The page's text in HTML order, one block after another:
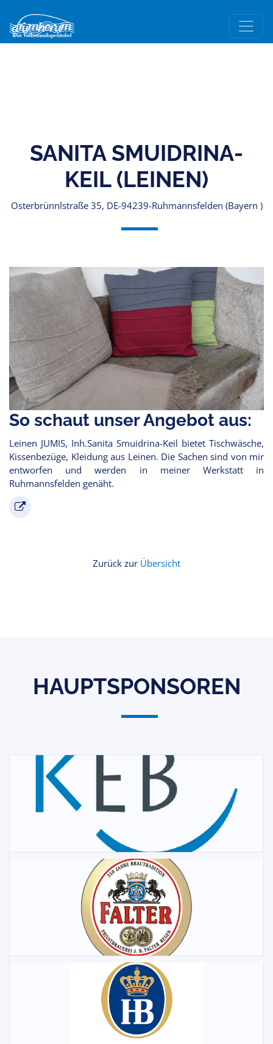
SANITA SMUIDRINA-
KEIL (LEINEN)
Osterbrünnlstraße 35, DE-94239-Ruhmannsfelden (Bayern )
So schaut unser Angebot aus:
Leinen JUMIS, Inh.Sanita Smuidrina-Keil bietet Tischwäsche,
Kissenbezüge, Kleidung aus Leinen. Die Sachen sind von mir
entworfen und werden in meiner Werkstatt in
Ruhmannsfelden genäht.
Zurück zur Übersicht
HAUPTSPONSOREN